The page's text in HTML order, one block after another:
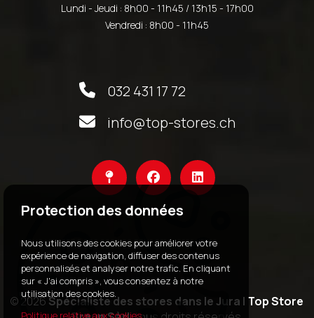
Lundi - Jeudi : 8h00 - 11h45 / 13h15 - 17h00
Vendredi : 8h00 - 11h45
032 431 17 72
info@top-stores.ch
© 2026Spécialiste des stores dans le Jura | Top Store
Protection des données
Nous utilisons des cookies pour améliorer votre
expérience de navigation, diffuser des contenus
personnalisés et analyser notre trafic. En cliquant
sur « J'ai compris », vous consentez à notre
utilisation des cookies.
Politique relative aux cookies